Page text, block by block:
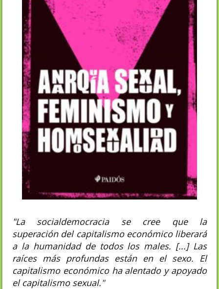
"La socialdemocracia se cree que la
superación del capitalismo económico liberará
a la humanidad de todos los males. [...] Las
raíces más profundas están en el sexo. El
capitalismo económico ha alentado y apoyado
el capitalismo sexual."